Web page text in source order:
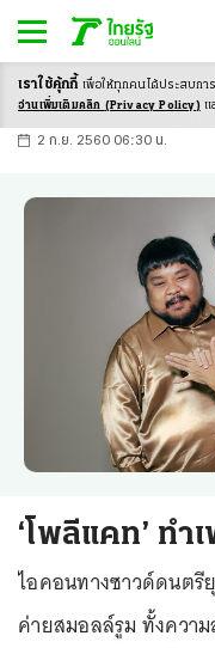
-ก ก ก+
2 ก.ย. 2560 06:30 น.
‘โพลีแคท’ ท
ไอคอนทางซาวด์ดนตรี
ค่ายสมอลล์รูม ทั้งควา
เราใช้คุ้กกี้ เพื่อให้ทุกคนได้ประสบกา
อ่านเพิ่มเติมคลิก (Privacy Policy) แ